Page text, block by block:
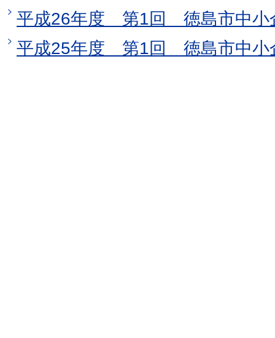
平成26年度 第1回 徳島市中小
平成25年度 第1回 徳島市中小